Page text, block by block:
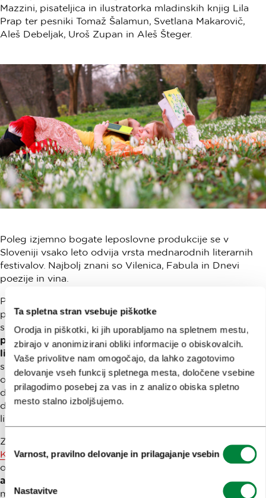
Ta spletna stran vsebuje piškotke
Orodja in piškotki, ki jih uporabljamo na spletnem mestu,
zbirajo v anonimizirani obliki informacije o obiskovalcih.
Vaše privolitve nam omogočajo, da lahko zagotovimo
delovanje vseh funkcij spletnega mesta, določene vsebine
prilagodimo posebej za vas in z analizo obiska spletno
mesto stalno izboljšujemo.
Izbira
soglasja
Varnost, pravilno delovanje in prilagajanje vsebin
Nastavitve
Mazzini, pisateljica in ilustratorka mladinskih knjig Lila
Prap ter pesniki Tomaž Šalamun, Svetlana Makarovič,
Aleš Debeljak, Uroš Zupan in Aleš Šteger.
Poleg izjemno bogate leposlovne produkcije se v
Sloveniji vsako leto odvija vrsta mednarodnih literarnih
festivalov. Najbolj znani so Vilenica, Fabula in Dnevi
poezije in vina.
Poleg bogatega festivalskega dogajanja Ljubljana
ponuja tudi stalne literarne bisere, ki jih obiskovalci ne
smejo zamuditi.Vodnikova domačija v Šiški,rojstna hiša
pesnika in publicista Valentina Vodnika , je daneshiša
literature , kjer se prepletajo zgodovina, umetnost in
sodobna ustvarjalnost. V prenovljenih prostorih se
odvijajoliterarni večeri, delavnice, razstavein drugi
dogodki, ki spodbujajo bralno kulturo in ustvarjalni
dialog. Hiša je prava destinacija za vse, ki želijo okusiti
literarni utrip Ljubljane.
Za ljubitelje branja na prostem pa je prava destinacija
Knjižnica pod krošnjami. Ta inovativna javna knjižnica
omogoča, da si
ambientu mestnih parkov
, kjer lahko ob branju uživate v
miru in senci dreves.